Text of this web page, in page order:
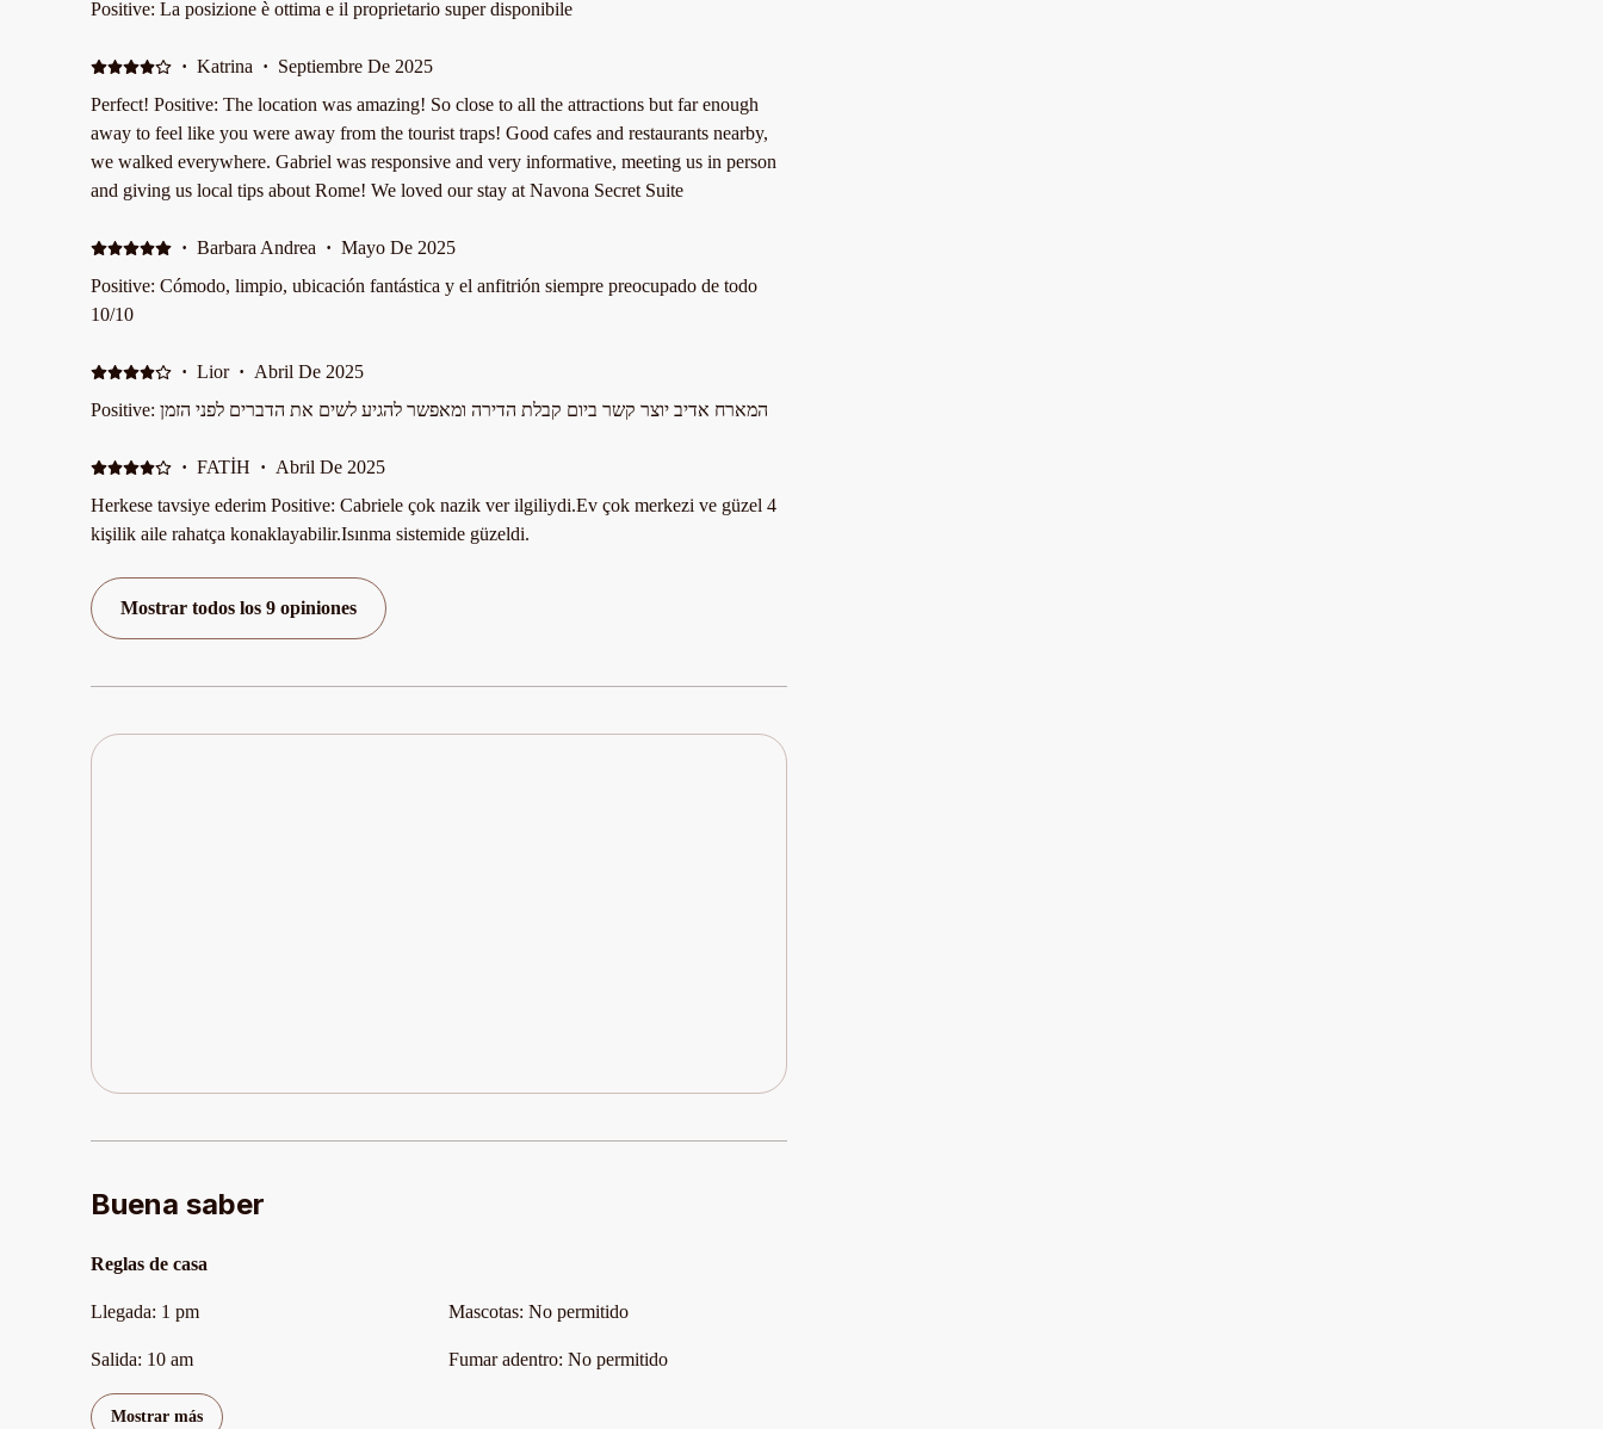
Positive: La posizione è ottima e il proprietario super disponibile
· Katrina · Septiembre De 2025
Perfect! Positive: The location was amazing! So close to all the attractions but far enough
away to feel like you were away from the tourist traps! Good cafes and restaurants nearby,
we walked everywhere. Gabriel was responsive and very informative, meeting us in person
and giving us local tips about Rome! We loved our stay at Navona Secret Suite
· Barbara Andrea · Mayo De 2025
Positive: Cómodo, limpio, ubicación fantástica y el anfitrión siempre preocupado de todo
10/10
· Lior · Abril De 2025
Positive: המארח אדיב יוצר קשר ביום קבלת הדירה ומאפשר להגיע לשים את הדברים לפני הזמן
· FATİH · Abril De 2025
Herkese tavsiye ederim Positive: Cabriele çok nazik ver ilgiliydi.Ev çok merkezi ve güzel 4
kişilik aile rahatça konaklayabilir.Isınma sistemide güzeldi.
Mostrar todos los 9 opiniones
Buena saber
Reglas de casa
Llegada: 1 pm
Salida: 10 am
Mascotas: No permitido
Fumar adentro: No permitido
Mostrar más